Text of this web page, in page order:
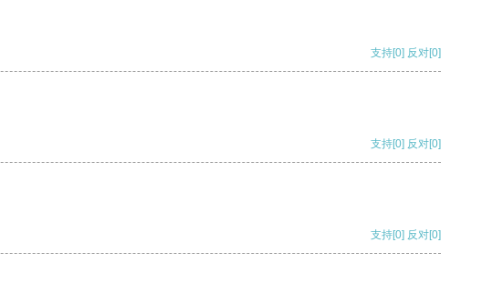
支持[0] 反对[0]
支持[0] 反对[0]
支持[0] 反对[0]